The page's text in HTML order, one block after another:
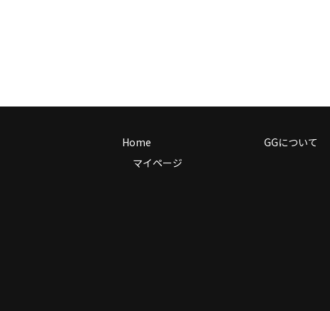
Home
マイページ
GGについて